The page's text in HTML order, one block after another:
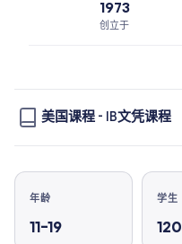
1973
创立于
美国课程 - IB文凭课程
年龄
11–19
学生
120